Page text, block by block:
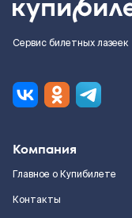
Сервис билетных лазеек
Компания
Главное о Купибилете
Контакты